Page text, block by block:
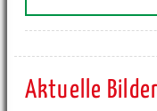
Aktuelle Bilder